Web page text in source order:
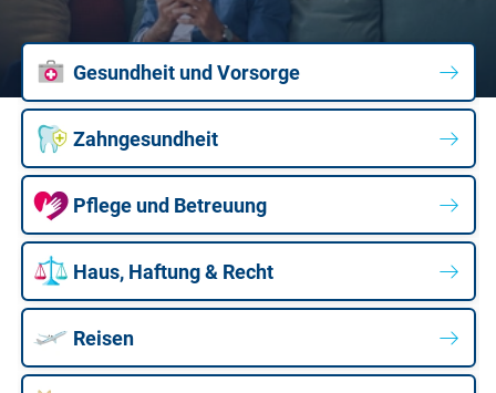
Gesundheit und Vorsorge
Zahngesundheit
Pflege und Betreuung
Haus, Haftung & Recht
Reisen